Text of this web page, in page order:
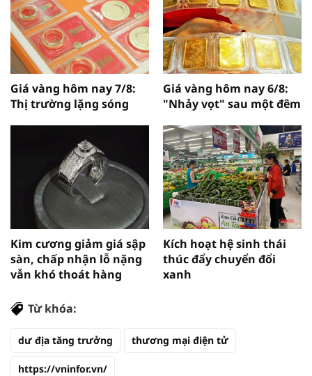
Giá vàng hôm nay 7/8:
Thị trường lặng sóng
Giá vàng hôm nay 6/8:
"Nhảy vọt" sau một đêm
Kim cương giảm giá sập
sàn, chấp nhận lỗ nặng
vẫn khó thoát hàng
Kích hoạt hệ sinh thái
thúc đẩy chuyển đổi
xanh
Từ khóa:
dư địa tăng trưởng thương mại điện tử
https://vninfor.vn/